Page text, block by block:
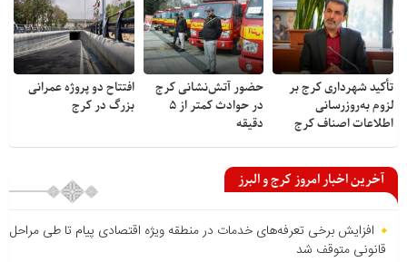
تأکید شهرداری کرج بر
لزوم به‌روزرسانی
اطلاعات اصناف کرج
حضور آتش‌نشانی کرج
در حوادث کمتر از ۵
دقیقه
افتتاح دو پروژه عمرانی
بزرگ در کرج
آخرین اخبار امروز کرج و البرز
افزایش برخی تعرفه‌های خدمات در منطقه ویژه اقتصادی پیام تا طی مراحل
قانونی متوقف شد